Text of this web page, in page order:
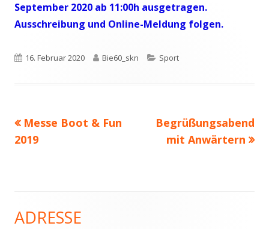
September 2020 ab 11:00h ausgetragen.
Ausschreibung und Online-Meldung folgen.
Veröffentlicht
16. Februar 2020 Autor
Bie60_skn Kategorien
Sport
Beitragsnavigation
Vorheriger
Beitrag:
Messe Boot & Fun
2019
Nächster
Beitrag
Begrüßungsabend
mit Anwärtern
Haupt-
ADRESSE